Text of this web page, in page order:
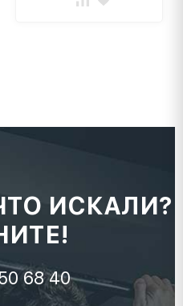
ИСКАЛИ?
68 40